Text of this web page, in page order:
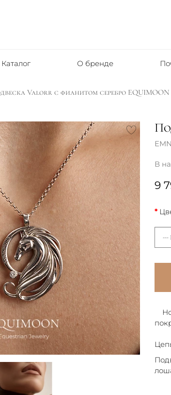
Каталог О бренде
Valorr с фианитом серебро EQUIMOON
В
9